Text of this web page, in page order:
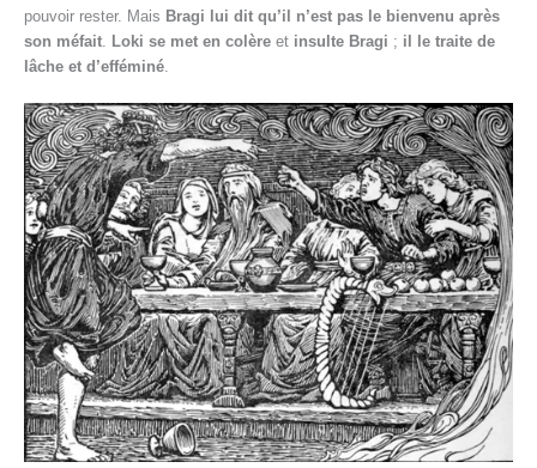
pouvoir rester. Mais Bragi lui dit qu’il n’est pas le bienvenu après
son méfait Loki se met en colère et insulte Bragi ; il le traite de
lâche et d’efféminé